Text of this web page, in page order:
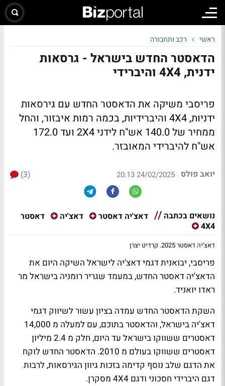
ראשי רכב ותחבורה
הדאסטר החדש בישראל - גרסאות
ידנית, 4X4 והיברידי
פריסבי משיקה את הדאסטר החדש עם גירסאות
ידניות, 4X4 והיברידיות, בכמה רמות איבזור, והחל
ממחיר של 140.0 אש"ח לידני 2X4 ועד 172.0
אש"ח להיברידי המאובזר.
יואב פולס |
24/02/2025 20:13
(3)
נושאים בכתבה דאצ'יה דאסטר דאצ'יה
דאסטר
4X4
דאצ'יה דאסטר 2025. קרדיט יצרן
פריסבי, יבואנית דגמי דאצ'יה לישראל השיקה היום את
הדאצ'יה דאסטר החדש, במעמד שגריר רומניה בישראל מר
ראדו יואניד.
השקת הדאסטר החדש עמדה בציון עשור לשיווק דגמי
דאצ'יה בישראל, והדאסטר בתוכם, עם למעלה מ 14,000
דאסטרים ששווקו בישראל עד היום, חלק מ 2.4 מיליון
דאסטרים ששווקו בעולם מ 2010. הדאסטר החדש לוקח
את הדגם שלב נוסף קדימה בזכות גיוון הגירסאות, לרבות
דגם היברידי חסכוני ודגם 4
X4 מסקרן.